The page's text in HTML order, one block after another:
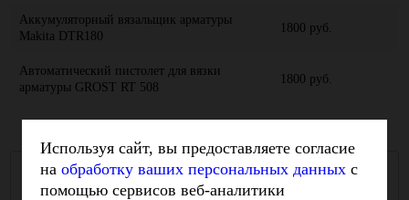
Аккумуляторный вязальщик арматуры
Makita DTR180
1800 руб.
Автоматический пистолет для вязки
арматуры GROST RT 508
1800 руб.
Как арендовать инструмент в Самаре:
Используя сайт, вы предоставляете согласие
на обработку ваших персональных данных с
помощью сервисов веб-аналитики